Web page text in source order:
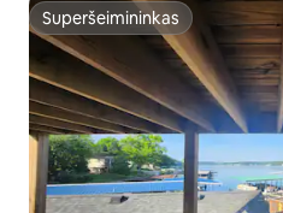
Superšeimininkas
Superšeimininkas